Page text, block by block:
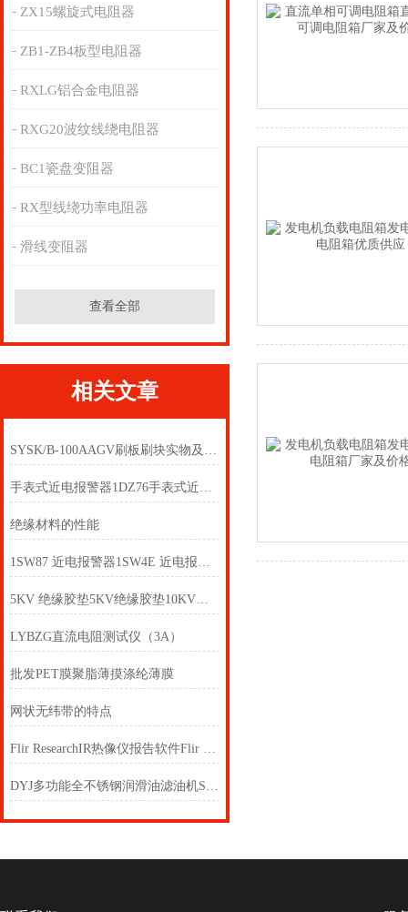
ZX15螺旋式电阻器
ZB1-ZB4板型电阻器
RXLG铝合金电阻器
RXG20波纹线绕电阻器
BC1瓷盘变阻器
RX型线绕功率电阻器
滑线变阻器
查看全部
相关文章
SYSK/B-100AAGV刷板刷块实物及图纸
手表式近电报警器1DZ76手表式近电报警器1DZ06
绝缘材料的性能
1SW87 近电报警器1SW4E 近电报警器
5KV 绝缘胶垫5KV绝缘胶垫10KV绝缘胶垫
LYBZG直流电阻测试仪（3A）
批发PET膜聚脂薄摸涤纶薄膜
网状无纬带的特点
Flir ResearchIR热像仪报告软件Flir ResearchIR热像仪报告软件
DYJ多功能全不锈钢润滑油滤油机SYGL 不锈钢过滤机